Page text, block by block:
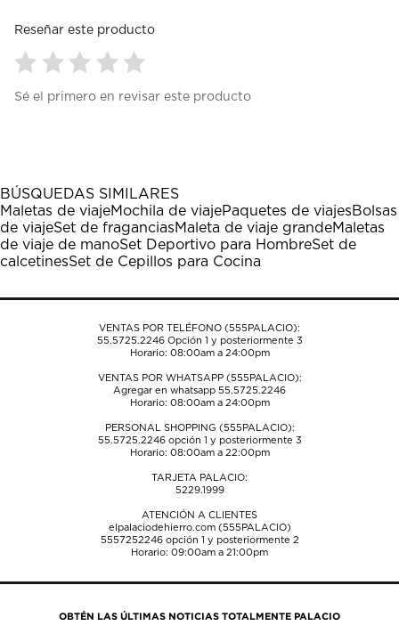
Reseñar este producto
para
1
estrella
Esta
acción
abrirá
el
de
para
estrellas.
Esta
acción
abrirá
el
de
para
estrellas.
Esta
acción
abrirá
el
de
para
estrellas.
Esta
acción
abrirá
el
de
para
estrellas.
Esta
acción
abrirá
el
de
Sé el primero en revisar este producto
BÚSQUEDAS SIMILARES
Maletas de viajeMochila de viajePaquetes de viajesBolsas
de viajeSet de fraganciasMaleta de viaje grandeMaletas
de viaje de manoSet Deportivo para HombreSet de
calcetinesSet de Cepillos para Cocina
VENTAS POR TELÉFONO (555PALACIO):
55.5725.2246Opción 1 y posteriormente 3
Horario: 08:00am a 24:00pm
VENTAS POR WHATSAPP (555PALACIO):
Agregar en whatsapp 55.5725.2246
Horario: 08:00am a 24:00pm
PERSONAL SHOPPING (555PALACIO):
55.5725.2246opción 1 y posteriormente 3
Horario: 08:00am a 22:00pm
TARJETA PALACIO:
5229.1999
ATENCIÓN A CLIENTES
elpalaciodehierro.com (555PALACIO)
5557252246opción 1 y posteriormente 2
Horario: 09:00am a 21:00pm
OBTÉN LAS ÚLTIMAS NOTICIAS TOTALMENTE PALACIO